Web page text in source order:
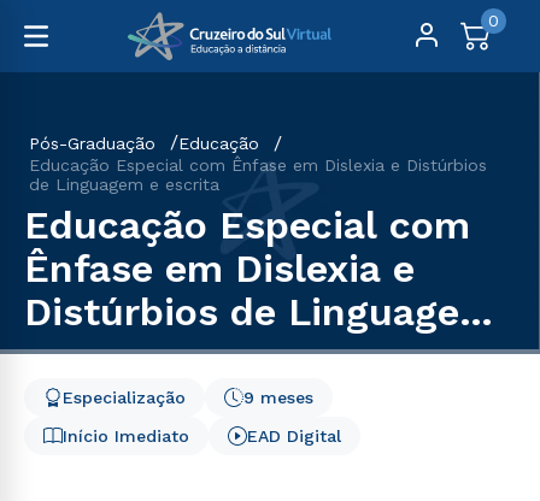
0
Pós-Graduação
Educação
Educação Especial com Ênfase em Dislexia e Distúrbios
de Linguagem e escrita
Educação Especial com
Ênfase em Dislexia e
Distúrbios de Linguagem
e escrita
Início Imediato
9 meses
Especialização
EAD Digital